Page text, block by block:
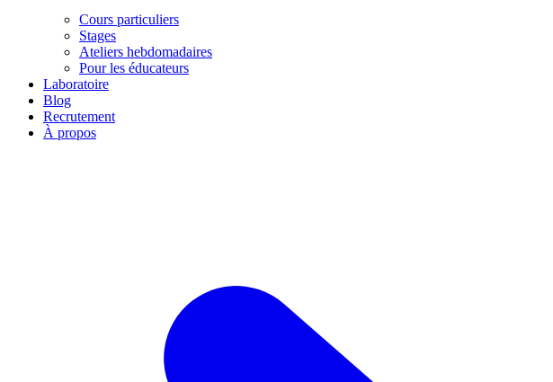
Cours particuliers
Stages
Ateliers hebdomadaires
Pour les éducateurs
Laboratoire
Blog
Recrutement
À propos